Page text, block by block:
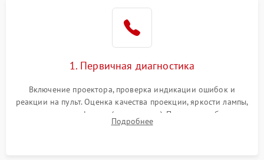
1. Первичная диагностика
Включение проектора, проверка индикации ошибок и
реакции на пульт. Оценка качества проекции, яркости лампы,
наличия артефактов (точки, пятна). Проверка работы
системы охлаждения по уровню шума вентиляторов.
Подробнее